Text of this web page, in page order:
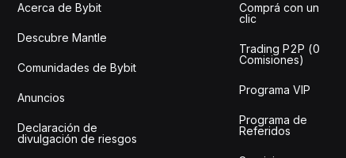
Acerca de Bybit
Descubre Mantle
Comunidades de Bybit
Anuncios
Declaración de
divulgación de riesgos
Comprá con un
clic
Trading P2P (0
Comisiones)
Programa VIP
Programa de
Referidos